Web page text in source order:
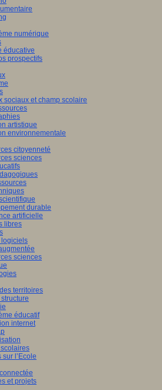
numérique
éducative
prospectifs
sociaux et champ scolaire
artistique
environnementale
citoyenneté
sciences
durable
artificielle
libres
logiciels
sciences
territoires
éducatif
internet
sur l’Ecole
et projets